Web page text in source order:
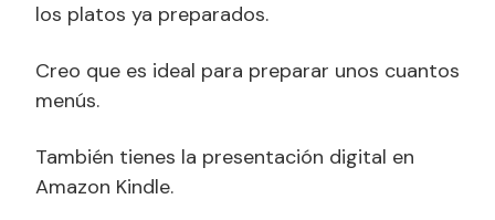
los platos ya preparados.
Creo que es ideal para preparar unos cuantos
menús.
También tienes la presentación digital en
Amazon Kindle.